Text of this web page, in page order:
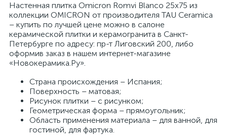
Настенная плитка Omicron Romvi Blanco 25x75 из
коллекции OMICRON от производителя TAU Ceramica
– купить по лучшей цене можно в салоне
керамической плитки и керамогранита в Санкт-
Петербурге по адресу: пр-т Лиговский 200, либо
оформив заказ в нашем интернет-магазине
«Новокерамика.Ру».
Страна происхождения – Испания;
Поверхность – матовая;
Рисунок плитки – с рисунком;
Геометрическая форма – прямоугольник;
Область применения материала – для ванной, для
гостиной, для фартука.